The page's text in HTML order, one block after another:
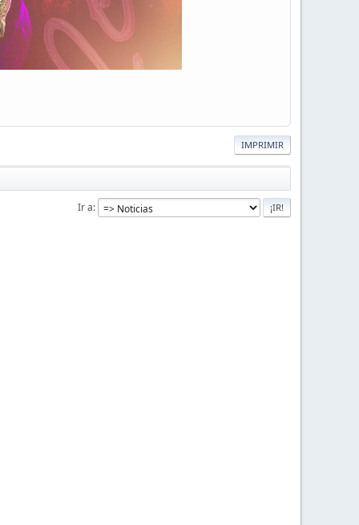
IMPRIMIR
Ir a